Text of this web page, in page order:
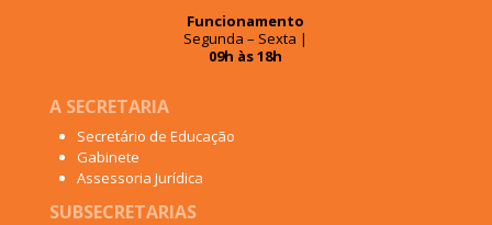
Funcionamento
Segunda – Sexta |
09h às 18h
A SECRETARIA
Secretário de Educação
Gabinete
Assessoria Jurídica
SUBSECRETARIAS